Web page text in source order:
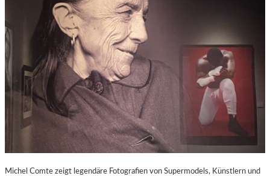
Michel Comte zeigt legendäre Fotografien von Supermodels, Künstlern und